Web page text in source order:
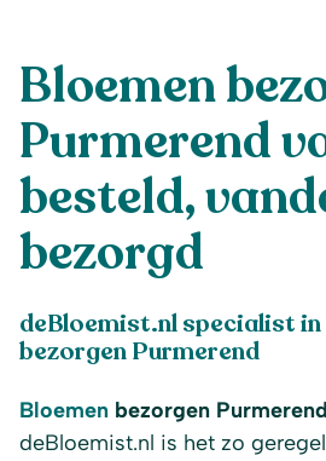
Bloemen
Purmerend
besteld,
bezorgd
deBloemist.nl specialist in
bezorgen Purmerend
Bloemen bezorgen Purmerend
deBloemist.nl is het zo